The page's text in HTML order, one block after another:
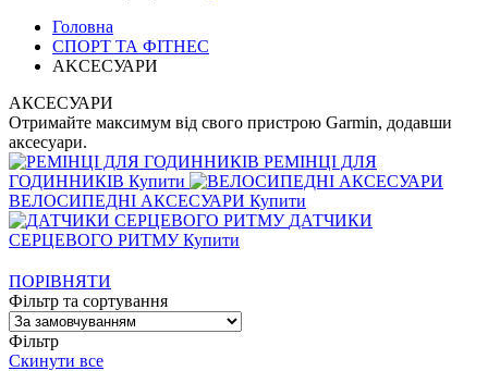
Головна
СПОРТ ТА ФІТНЕС
AKCЕСУАРИ
АКСЕСУАРИ
Отримайте максимум від свого пристрою Garmin, додавши
аксесуари.
РЕМІНЦІ ДЛЯ
ГОДИННИКІВ Купити
ВЕЛОСИПЕДНІ АКСЕСУАРИ Купити
ДАТЧИКИ
СЕРЦЕВОГО РИТМУ Купити
ПОРІВНЯТИ
Фільтр та сортування
Фільтр
Скинути все